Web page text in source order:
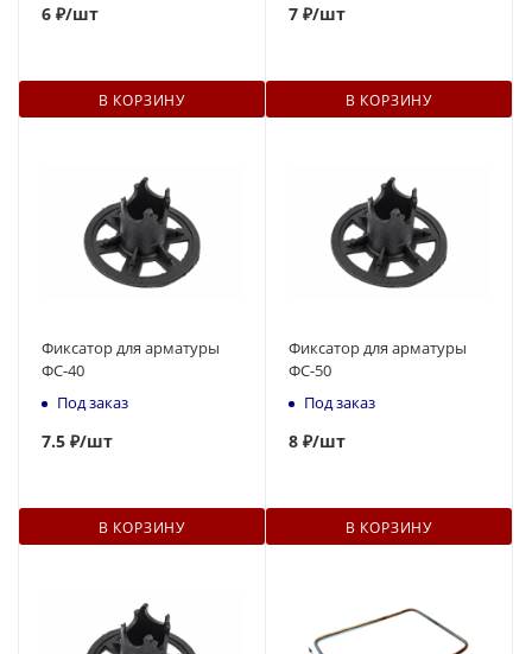
6 ₽/шт
В КОРЗИНУ
7 ₽/шт
В КОРЗИНУ
Фиксатор для арматуры
ФС-40
Под заказ
7.5 ₽/шт
В КОРЗИНУ
Фиксатор для арматуры
ФС-50
Под заказ
8 ₽/шт
В КОРЗИНУ